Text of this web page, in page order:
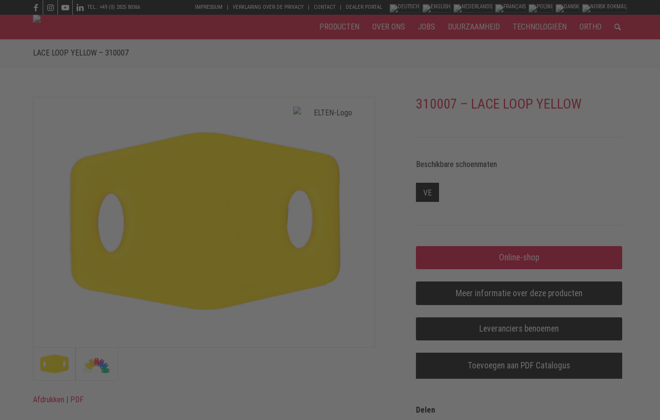
IMPRESSUM VERKLARING OVER DE PRIVACY CONTACT DEALER PORTAL
TEL.: +49 (0) 2825 80366
PRODUCTEN OVER ONS JOBS DUURZAAMHEID TECHNOLOGIEËN ORTHO
LACE LOOP YELLOW – 310007
Afdrukken | PDF
310007 – LACE LOOP YELLOW
Beschikbare schoenmaten
VE
Online-shop
Meer informatie over deze producten
Leveranciers benoemen
Toevoegen aan PDF Catalogus
Delen